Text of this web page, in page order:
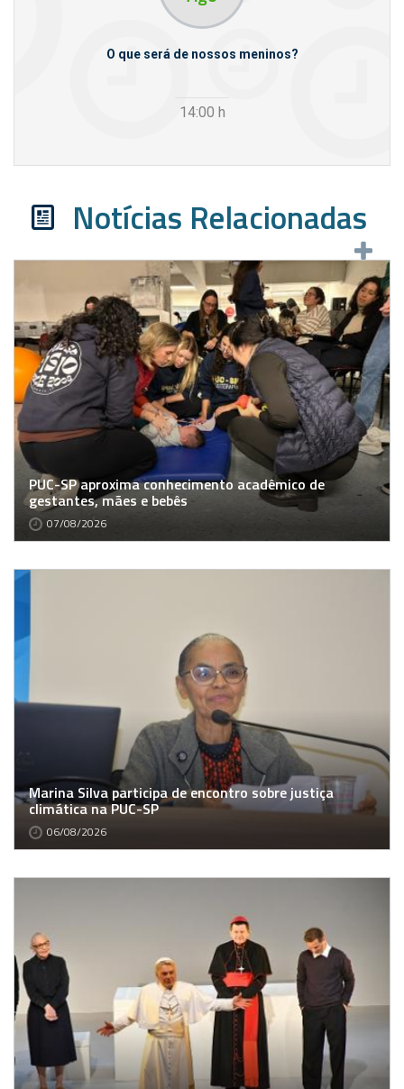
O que será de nossos meninos?
14:00 h
Notícias Relacionadas
PUC-SP aproxima conhecimento acadêmico de
gestantes, mães e bebês
07/08/2026
Marina Silva participa de encontro sobre justiça
climática na PUC-SP
06/08/2026